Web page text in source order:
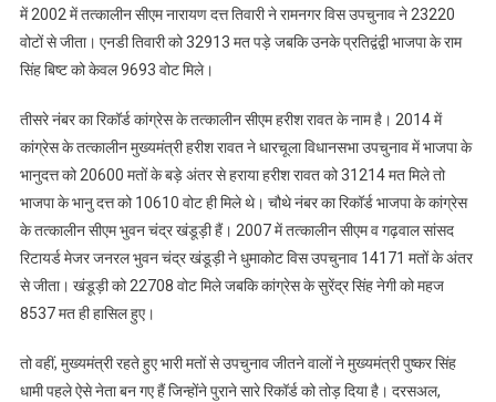
वोटों
से
दर्ज
में 2002 में तत्कालीन सीएम नारायण दत्त तिवारी ने रामनगर विस उपचुनाव ने 23220
वोटों से जीता। एनडी तिवारी को 32913 मत पड़े जबकि उनके प्रतिद्वंद्वी भाजपा के राम
सिंह बिष्ट को केवल 9693 वोट मिले।
तीसरे नंबर का रिकॉर्ड कांग्रेस के तत्कालीन सीएम हरीश रावत के नाम है। 2014 में
कांग्रेस के तत्कालीन मुख्यमंत्री हरीश रावत ने धारचूला विधानसभा उपचुनाव में भाजपा के
भानुदत्त को 20600 मतों के बड़े अंतर से हराया हरीश रावत को 31214 मत मिले तो
भाजपा के भानु दत्त को 10610 वोट ही मिले थे। चौथे नंबर का रिकॉर्ड भाजपा के कांग्रेस
के तत्कालीन सीएम भुवन चंद्र खंडूड़ी हैं। 2007 में तत्कालीन सीएम व गढ़वाल सांसद
रिटायर्ड मेजर जनरल भुवन चंद्र खंडूड़ी ने धुमाकोट विस उपचुनाव 14171 मतों के अंतर
से जीता। खंडूड़ी को 22708 वोट मिले जबकि कांग्रेस के सुरेंद्र सिंह नेगी को महज
8537 मत ही हासिल हुए।
तो वहीं, मुख्यमंत्री रहते हुए भारी मतों से उपचुनाव जीतने वालों ने मुख्यमंत्री पुष्कर सिंह
धामी पहले ऐसे नेता बन गए हैं जिन्होंने पुराने सारे रिकॉर्ड को तोड़ दिया है। दरसअल,